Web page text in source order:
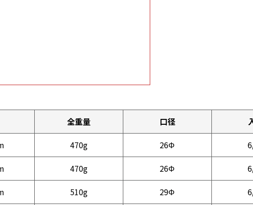
全重量 口径
470g 26Φ
470g 26Φ
510g 29Φ